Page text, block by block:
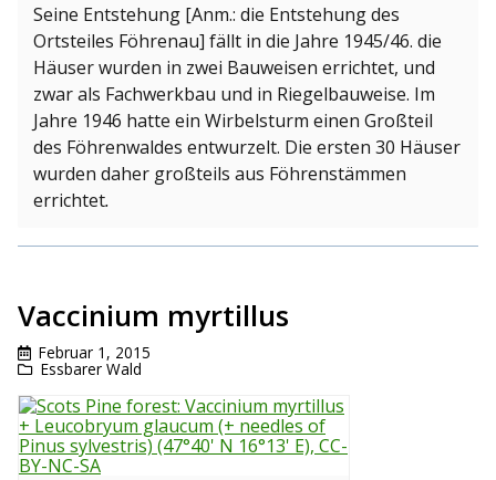
Seine Entstehung [Anm.: die Entstehung des
Ortsteiles Föhrenau] fällt in die Jahre 1945/46. die
Häuser wurden in zwei Bauweisen errichtet, und
zwar als Fachwerkbau und in Riegelbauweise. Im
Jahre 1946 hatte ein Wirbelsturm einen Großteil
des Föhrenwaldes entwurzelt. Die ersten 30 Häuser
wurden daher großteils aus Föhrenstämmen
errichtet.
Vaccinium myrtillus
Februar 1, 2015
Essbarer Wald